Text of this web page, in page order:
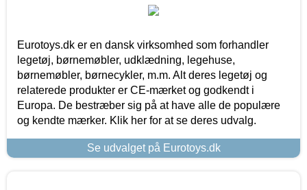
Eurotoys.dk er en dansk virksomhed som forhandler
legetøj, børnemøbler, udklædning, legehuse,
børnemøbler, børnecykler, m.m. Alt deres legetøj og
relaterede produkter er CE-mærket og godkendt i
Europa. De bestræber sig på at have alle de populære
og kendte mærker. Klik her for at se deres udvalg.
Se udvalget på Eurotoys.dk